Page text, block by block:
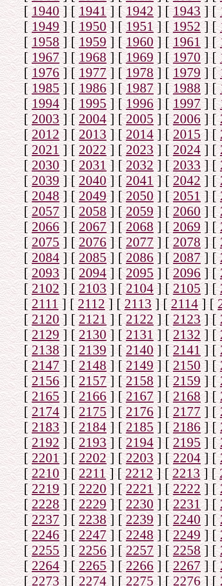
[1940] [1941] [1942] [1943] [
[1949] [1950] [1951] [1952] [
[1958] [1959] [1960 ] [1961] [
[1967] [1968] [1969] [1970] [
[1976] [1977] [1978] [1979] [
[1985] [1986] [1987] [1988] [
[1994] [1995] [1996] [1997] [
[2003] [2004] [2005] [2006] [
[2012] [2013] [2014] [2015] [
[2021] [2022] [2023] [2024] [
[2030] [2031] [2032] [2033] [
[2039] [2040] [2041] [2042] [
[2048] [2049] [2050] [2051] [
[2057] [2058] [2059] [2060] [
[2066] [2067] [2068 ] [2069] [
[2075] [2076] [2077] [2078] [
[2084] [2085] [2086] [2087] [
[2093] [2094] [2095] [2096] [
[2102] [2103] [2104] [2105] [
[2111] [2112] [2113] [2114] [
[2120] [2121] [2122] [2123] [
[2129] [2130] [2131] [2132] [
[2138] [2139] [2140] [2141] [
[2147] [2148] [2149] [2150] [
[2156] [2157] [2158] [2159] [
[2165] [2166] [2167] [2168] [
[2174] [2175] [2176 ] [2177] [
[2183] [2184] [2185] [2186] [
[2192] [2193] [2194] [2195] [
[2201] [2202] [2203] [2204] [
[2210] [2211] [2212] [2213] [
[2219] [2220] [2221 ] [2222] [
[2228] [2229] [2230] [2231] [
[2237] [2238] [2239] [2240] [
[2246] [2247] [2248] [2249] [
[2255] [2256] [2257] [2258] [
[2264] [2265] [2266] [2267] [
[2273] [2274] [2275] [2276] [